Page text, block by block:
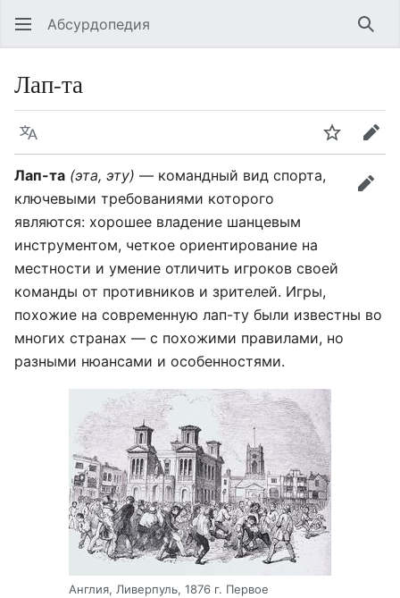
Абсурдопедия
Лап-та
Язык
Лап-та (эта, эту) — командный вид спорта,
ключевыми требованиями которого
являются: хорошее владение шанцевым
инструментом, четкое ориентирование на
местности и умение отличить игроков своей
команды от противников и зрителей. Игры,
похожие на современную лап-ту были известны во
многих странах — с похожими правилами, но
разными нюансами и особенностями.
Англия, Ливерпуль, 1876 г. Первое